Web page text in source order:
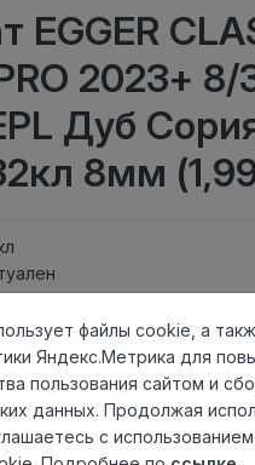
EGGER
2023+ 8/
Дуб
8мм
градусов
It
файлы cookie, а
Яндекс.Метрика для
пользования сайтом и
данных. Продолжая
с